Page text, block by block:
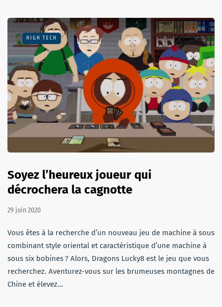
HIGH TECH
Soyez l’heureux joueur qui
décrochera la cagnotte
29 juin 2020
Vous êtes à la recherche d’un nouveau jeu de machine à sous
combinant style oriental et caractéristique d’une machine à
sous six bobines ? Alors, Dragons Lucky8 est le jeu que vous
recherchez. Aventurez-vous sur les brumeuses montagnes de
Chine et élevez…